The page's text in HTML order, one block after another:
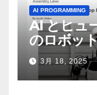
AI PROGRAMMING
AI とヒュ
のロボッ
3月 18, 2025